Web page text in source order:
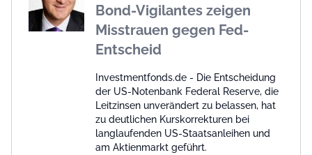
Bond-Vigilantes zeigen
Misstrauen gegen Fed-
Entscheid
Investmentfonds.de - Die Entscheidung
der US-Notenbank Federal Reserve, die
Leitzinsen unverändert zu belassen, hat
zu deutlichen Kurskorrekturen bei
langlaufenden US-Staatsanleihen und
am Aktienmarkt geführt.